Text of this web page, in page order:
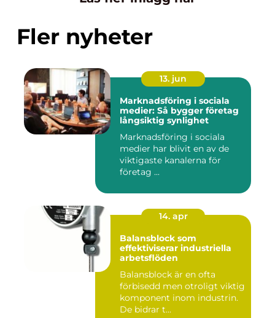
Fler nyheter
13. jun
Marknadsföring i sociala
medier: Så bygger företag
långsiktig synlighet
Marknadsföring i sociala
medier har blivit en av de
viktigaste kanalerna för
företag ...
14. apr
Balansblock som
effektiviserar industriella
arbetsflöden
Balansblock är en ofta
förbisedd men otroligt viktig
komponent inom industrin.
De bidrar t...